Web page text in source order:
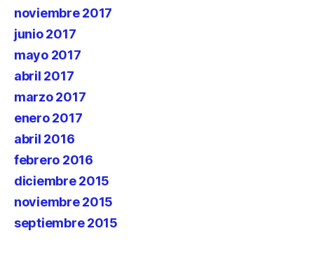
noviembre 2017
junio 2017
mayo 2017
abril 2017
marzo 2017
enero 2017
abril 2016
febrero 2016
diciembre 2015
noviembre 2015
septiembre 2015